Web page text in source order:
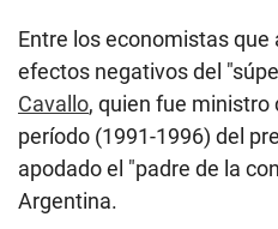
Entre los economistas
efectos negativos del
Cavallo, quien fue ministro
período (1991-1996) del
apodado el "padre de la
Argentina.